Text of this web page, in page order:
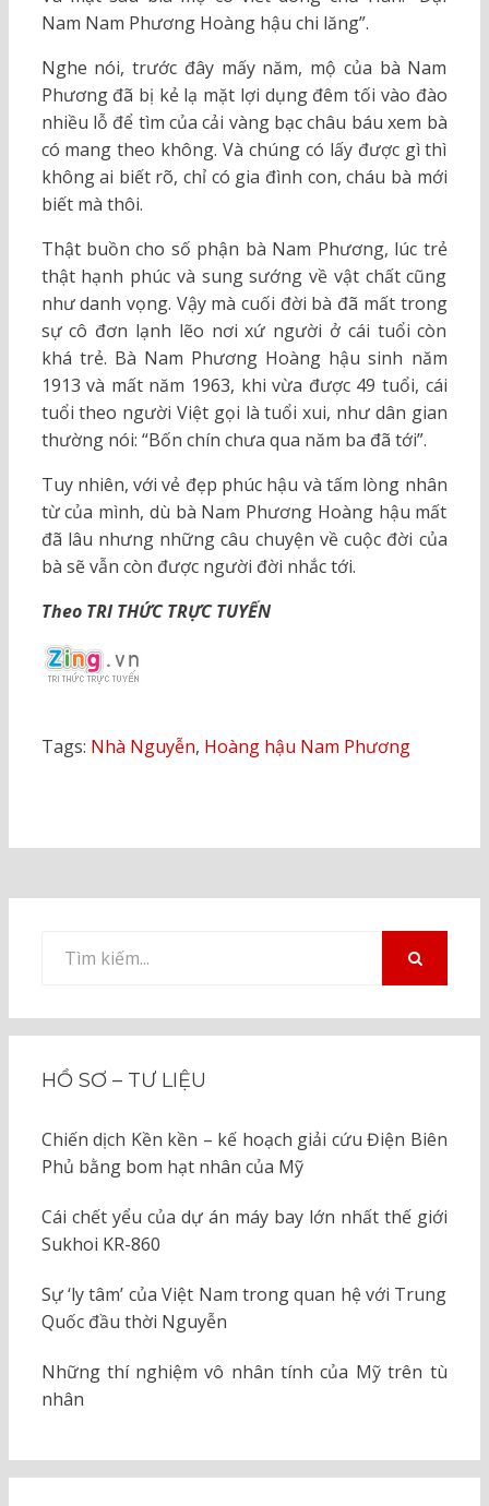
Nam Nam Phương Hoàng hậu chi lăng”.
Nghe nói, trước đây mấy năm, mộ của bà Nam
Phương đã bị kẻ lạ mặt lợi dụng đêm tối vào đào
nhiều lỗ để tìm của cải vàng bạc châu báu xem bà
có mang theo không. Và chúng có lấy được gì thì
không ai biết rõ, chỉ có gia đình con, cháu bà mới
biết mà thôi.
Thật buồn cho số phận bà Nam Phương, lúc trẻ
thật hạnh phúc và sung sướng về vật chất cũng
như danh vọng. Vậy mà cuối đời bà đã mất trong
sự cô đơn lạnh lẽo nơi xứ người ở cái tuổi còn
khá trẻ. Bà Nam Phương Hoàng hậu sinh năm
1913 và mất năm 1963, khi vừa được 49 tuổi, cái
tuổi theo người Việt gọi là tuổi xui, như dân gian
thường nói: “Bốn chín chưa qua năm ba đã tới”.
Tuy nhiên, với vẻ đẹp phúc hậu và tấm lòng nhân
từ của mình, dù bà Nam Phương Hoàng hậu mất
đã lâu nhưng những câu chuyện về cuộc đời của
bà sẽ vẫn còn được người đời nhắc tới.
Theo TRI THỨC TRỰC TUYẾN
Tags: Nhà Nguyễn, Hoàng hậu Nam Phương
kiếm
HỒ SƠ – TƯ LIỆU
Chiến dịch Kền kền – kế hoạch giải cứu Điện Biên
Phủ bằng bom hạt nhân của Mỹ
Cái chết yểu của dự án máy bay lớn nhất thế giới
Sukhoi KR-860
Sự ‘ly tâm’ của Việt Nam trong quan hệ với Trung
Quốc đầu thời Nguyễn
Những thí nghiệm vô nhân tính của Mỹ trên tù
nhân